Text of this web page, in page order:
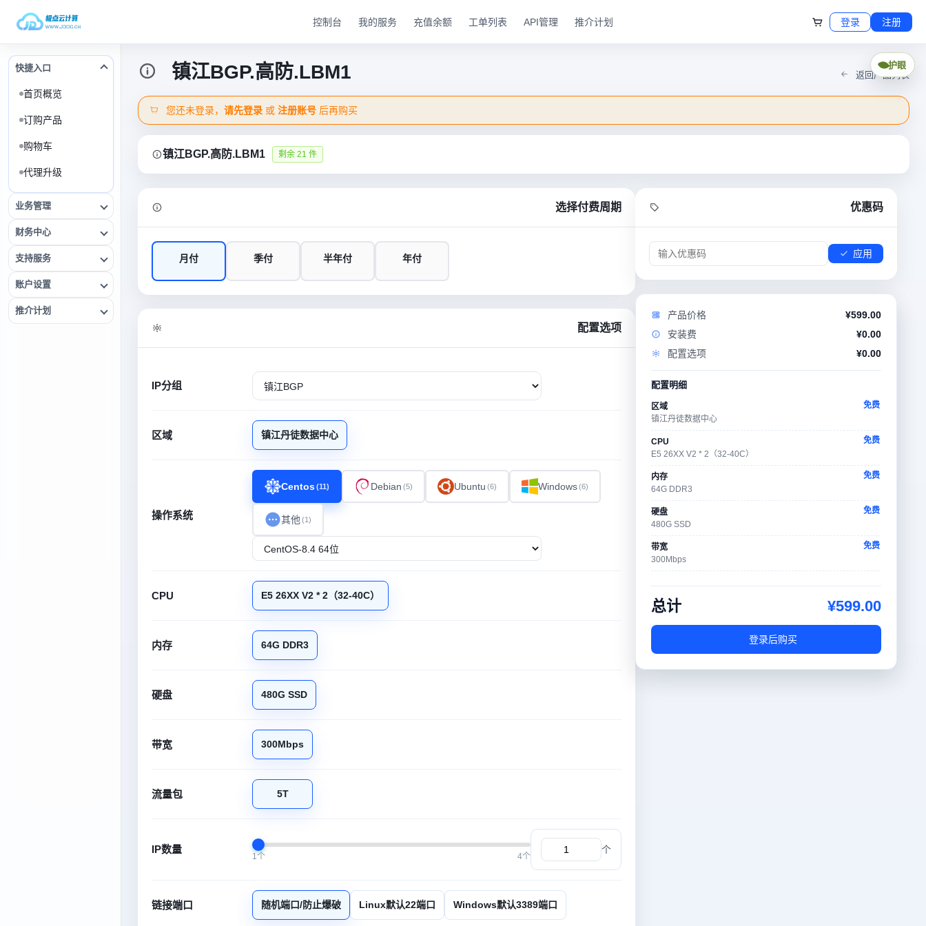
控制台 我的服务 充值余额 工单列表 API管理 推介计划 登录 注册
快捷入口
首页概览
订购产品
购物车
代理升级
业务管理
财务中心
支持服务
账户设置
推介计划
镇江BGP.高防.LBM1 返回产品列表
您还未登录，请先登录 或注册账号 后再购买
镇江BGP.高防.LBM1 剩余 21 件
选择付费周期
月付 季付 半年付 年付
配置选项
IP分组
区域 镇江丹徒数据中心
操作系统
Centos(11) Debian (5) Ubuntu (6) Windows(6)
其他 (1)
CPU E5 26XX V2 * 2（32-40C）
内存 64G DDR3
硬盘 480G SSD
带宽 300Mbps
流量包 5T
IP数量
1个 4个
个
链接端口 随机端口/防止爆破 Linux默认22端口 Windows默认3389端口
优惠码
应用
产品价格 ¥599.00
安装费
¥0.00
配置选项
¥0.00
配置明细
区域
镇江丹徒数据中心
免费
CPU
E5 26XX V2 * 2（32-40C）
免费
内存
64G DDR3
免费
硬盘
480G SSD
免费
带宽
300Mbps
免费
随机端口/防止爆破
防御
免费
总计 ¥599.00
登录后购买
护眼